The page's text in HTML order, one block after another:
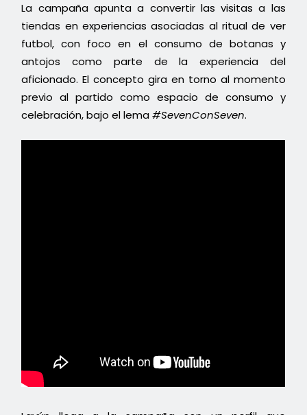
La campaña apunta a convertir las visitas a las
tiendas en experiencias asociadas al ritual de ver
futbol, con foco en el consumo de botanas y
antojos como parte de la experiencia del
aficionado. El concepto gira en torno al momento
previo al partido como espacio de consumo y
celebración, bajo el lema#SevenConSeven.